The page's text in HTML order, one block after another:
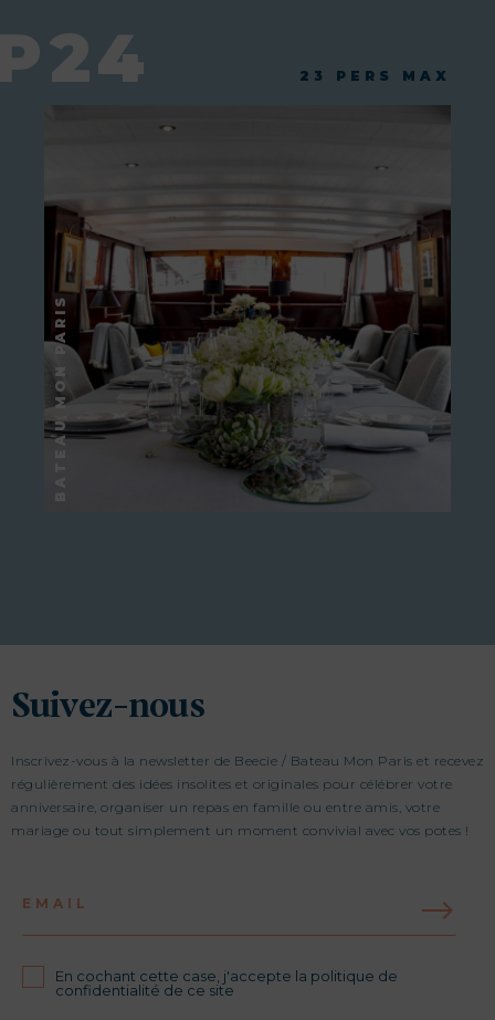
23 PERS MAX
Suivez-nous
Inscrivez-vous à la newsletter de Beecie / Bateau Mon Paris et recevez
régulièrement des idées insolites et originales pour célébrer votre
anniversaire, organiser un repas en famille ou entre amis, votre
mariage ou tout simplement un moment convivial avec vos potes !
EMAIL
En cochant cette case, j'accepte la politique de
confidentialité de ce site